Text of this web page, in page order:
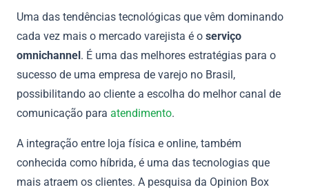
Uma das tendências tecnológicas que vêm dominando
cada vez mais o mercado varejista é o serviço
omnichannel. É uma das melhores estratégias para o
sucesso de uma empresa de varejo no Brasil,
possibilitando ao cliente a escolha do melhor canal de
comunicação para atendimento.
A integração entre loja física e online, também
conhecida como híbrida, é uma das tecnologias que
mais atraem os clientes. A pesquisa da Opinion Box